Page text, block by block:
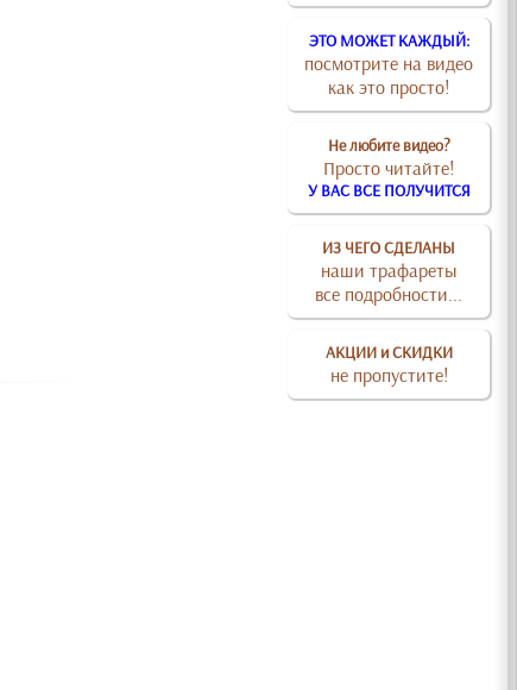
ЭТО МОЖЕТ КАЖДЫЙ:
посмотрите на видео
как это просто!
Не любите видео?
Просто читайте!
У ВАС ВСЕ ПОЛУЧИТСЯ
ИЗ ЧЕГО СДЕЛАНЫ
наши трафареты
все подробности...
АКЦИИ и СКИДКИ
не пропустите!